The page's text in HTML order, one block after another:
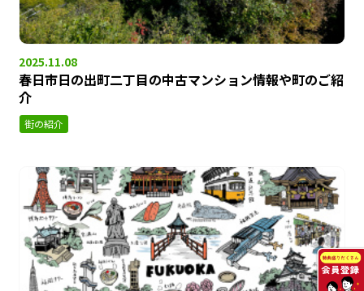
2025.11.08
春日市日の出町二丁目の中古マンション情報や町のご紹
介
街の紹介